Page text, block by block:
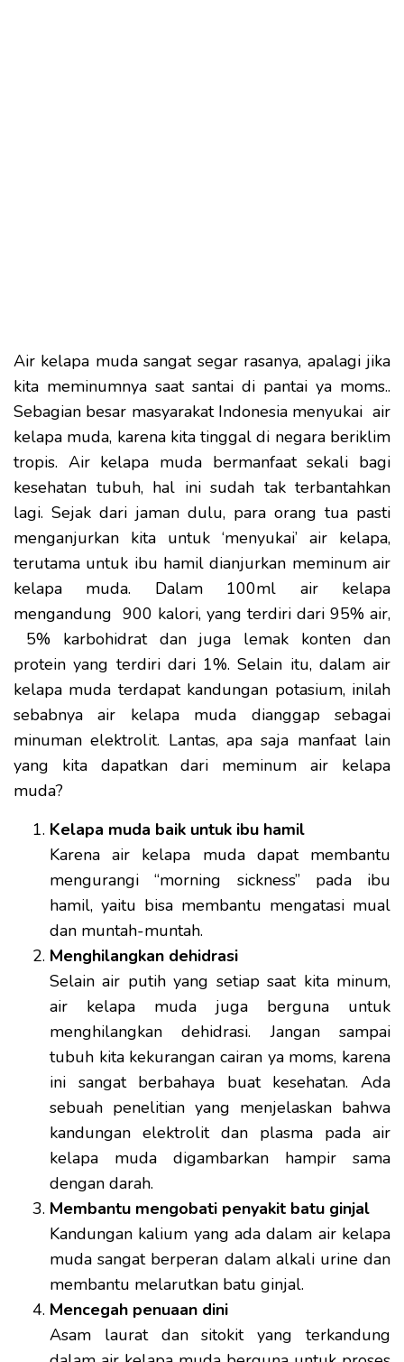
Air kelapa muda sangat segar rasanya, apalagi jika
kita meminumnya saat santai di pantai ya moms..
Sebagian besar masyarakat Indonesia menyukai air
kelapa muda, karena kita tinggal di negara beriklim
tropis. Air kelapa muda bermanfaat sekali bagi
kesehatan tubuh, hal ini sudah tak terbantahkan
lagi. Sejak dari jaman dulu, para orang tua pasti
menganjurkan kita untuk ‘menyukai’ air kelapa,
terutama untuk ibu hamil dianjurkan meminum air
kelapa muda. Dalam 100ml air kelapa
mengandung 900 kalori, yang terdiri dari 95% air,
5% karbohidrat dan juga lemak konten dan
protein yang terdiri dari 1%. Selain itu, dalam air
kelapa muda terdapat kandungan potasium, inilah
sebabnya air kelapa muda dianggap sebagai
minuman elektrolit. Lantas, apa saja manfaat lain
yang kita dapatkan dari meminum air kelapa
muda?
Kelapa muda baik untuk ibu hamil
Karena air kelapa muda dapat membantu
mengurangi “morning sickness” pada ibu
hamil, yaitu bisa membantu mengatasi mual
dan muntah-muntah.
Menghilangkan dehidrasi
Selain air putih yang setiap saat kita minum,
air kelapa muda juga berguna untuk
menghilangkan dehidrasi. Jangan sampai
tubuh kita kekurangan cairan ya moms, karena
ini sangat berbahaya buat kesehatan. Ada
sebuah penelitian yang menjelaskan bahwa
kandungan elektrolit dan plasma pada air
kelapa muda digambarkan hampir sama
dengan darah.
Membantu mengobati penyakit batu ginjal
Kandungan kalium yang ada dalam air kelapa
muda sangat berperan dalam alkali urine dan
membantu melarutkan batu ginjal.
Mencegah penuaan dini
Asam laurat dan sitokit yang terkandung